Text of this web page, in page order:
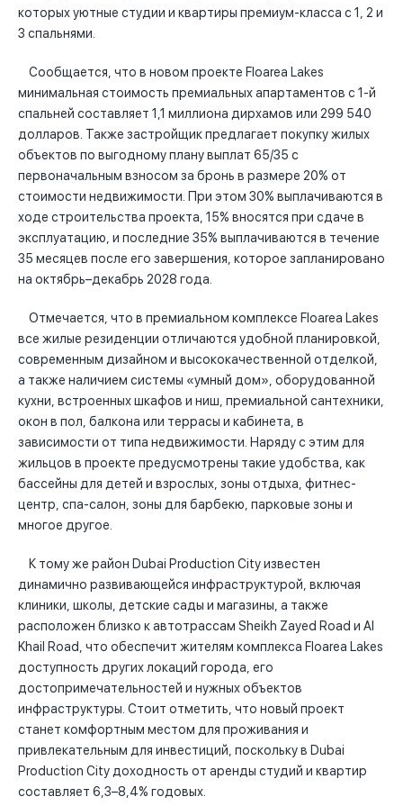
которых уютные студии и квартиры премиум-класса с 1, 2 и
3 спальнями.
Сообщается, что в новом проекте Floarea Lakes
минимальная стоимость премиальных апартаментов с 1-й
спальней составляет 1,1 миллиона дирхамов или 299 540
долларов. Также застройщик предлагает покупку жилых
объектов по выгодному плану выплат 65/35 с
первоначальным взносом за бронь в размере 20% от
стоимости недвижимости. При этом 30% выплачиваются в
ходе строительства проекта, 15% вносятся при сдаче в
эксплуатацию, и последние 35% выплачиваются в течение
35 месяцев после его завершения, которое запланировано
на октябрь–декабрь 2028 года.
Отмечается, что в премиальном комплексе Floarea Lakes
все жилые резиденции отличаются удобной планировкой,
современным дизайном и высококачественной отделкой,
а также наличием системы «умный дом», оборудованной
кухни, встроенных шкафов и ниш, премиальной сантехники,
окон в пол, балкона или террасы и кабинета, в
зависимости от типа недвижимости. Наряду с этим для
жильцов в проекте предусмотрены такие удобства, как
бассейны для детей и взрослых, зоны отдыха, фитнес-
центр, спа-салон, зоны для барбекю, парковые зоны и
многое другое.
К тому же район Dubai Production City известен
динамично развивающейся инфраструктурой, включая
клиники, школы, детские сады и магазины, а также
расположен близко к автотрассам Sheikh Zayed Road и Al
Khail Road, что обеспечит жителям комплекса Floarea Lakes
доступность других локаций города, его
достопримечательностей и нужных объектов
инфраструктуры. Стоит отметить, что новый проект
станет комфортным местом для проживания и
привлекательным для инвестиций, поскольку в Dubai
Production City доходность от аренды студий и квартир
составляет 6,3–8,4% годовых.